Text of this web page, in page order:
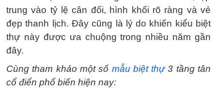
trung vào tỷ lệ cân đối, hình khối rõ ràng và vẻ
đẹp thanh lịch. Đây cũng là lý do khiến kiểu biệt
thự này được ưa chuộng trong nhiều năm gần
đây.
Cùng tham khảo một số mẫu biệt thự3 tầng tân
cổ điển phổ biến hiện nay: